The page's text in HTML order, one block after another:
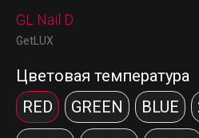
GL Nail D
GetLUX
Цветовая температура
RED
GREEN BLUE